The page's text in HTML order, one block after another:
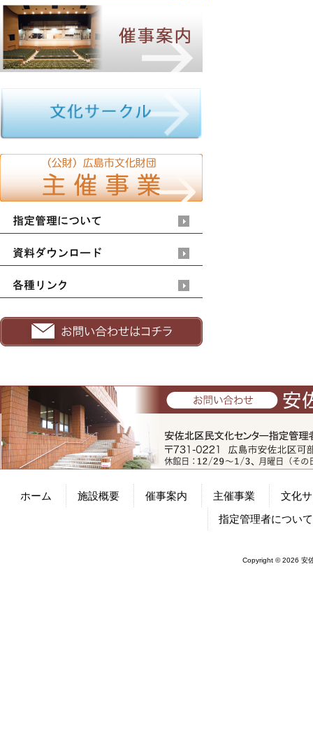
ホーム 施設概要 催事案内 主催事業
文化
指定管理者について
Copyright © 2026 安